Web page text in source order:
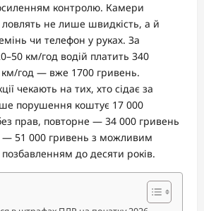
контролю. Камери
ловлять не лише швидкість, а й
чи телефон у руках. За
км/год водій платить 340
год — вже 1700 гривень.
чекають на тих, хто сідає за
порушення коштує 17 000
прав, повторне — 34 000 гривень
— 51 000 гривень з можливим
до десяти років.